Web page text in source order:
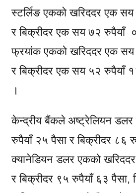
स्टर्लिङ एकको खरिददर एक
र बिक्रीदर एक सय ७२ रुपैयाँ
फ्रयांक एकको खरिददर एक
र बिक्रीदर एक सय ५२ रुपैयाँ
।
केन्द्रीय बैंकले अष्ट्रेलियन
रुपैयाँ २५ पैसा र बिक्रीदर ८६
क्यानेडियन डलर एकको
र बिक्रीदर ९५ रुपैयाँ ६३ पैसा,